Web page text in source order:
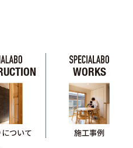
ついて
WORKS
施工事例